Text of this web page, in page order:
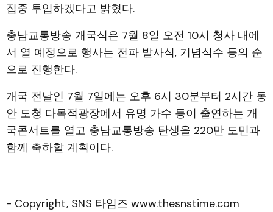
집중 투입하겠다고 밝혔다.
충남교통방송 개국식은 7월 8일 오전 10시 청사 내에
서 열 예정으로 행사는 전파 발사식, 기념식수 등의 순
으로 진행한다.
개국 전날인 7월 7일에는 오후 6시 30분부터 2시간 동
안 도청 다목적광장에서 유명 가수 등이 출연하는 개
국콘서트를 열고 충남교통방송 탄생을 220만 도민과
함께 축하할 계획이다.
- Copyright, SNS 타임즈 www.thesnstime.com